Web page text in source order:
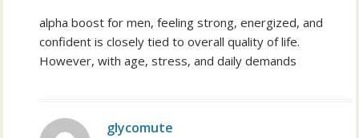
alpha boost for men, feeling strong, energized, and
confident is closely tied to overall quality of life.
However, with age, stress, and daily demands
glycomute